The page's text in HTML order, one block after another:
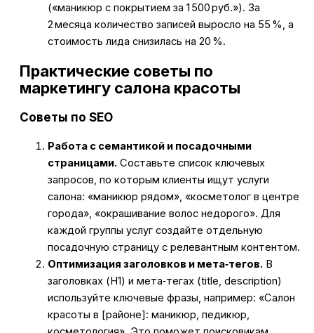
(«маникюр с покрытием за 1 500 руб.»). За
2 месяца количество записей выросло на 55 %, а
стоимость лида снизилась на 20 %.
Практические советы по
маркетингу салона красоты
Советы по SEO
Работа с семантикой и посадочными
страницами. Составьте список ключевых
запросов, по которым клиенты ищут услуги
салона: «маникюр рядом», «косметолог в центре
города», «окрашивание волос недорого». Для
каждой группы услуг создайте отдельную
посадочную страницу с релевантным контентом.
Оптимизация заголовков и мета‑тегов. В
заголовках (H1) и мета‑тегах (title, description)
используйте ключевые фразы, например: «Салон
красоты в [районе]: маникюр, педикюр,